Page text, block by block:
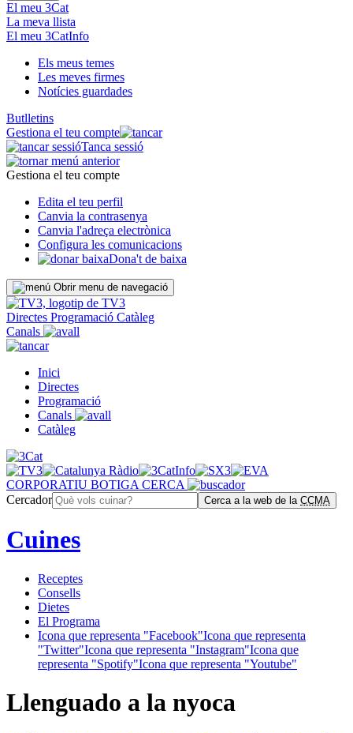
El meu 3Cat
La meva llista
El meu 3CatInfo
Els meus temes
Les meves firmes
Notícies guardades
Butlletins
Gestiona el teu compte
Tanca sessió
Gestiona el teu compte
Edita el teu perfil
Canvia la contrasenya
Canvia l'adreça electrònica
Configura les comunicacions
Dona't de baixa
Obrir menu de navegació
Directes Programació Catàleg
Canals
Inici
Directes
Programació
Canals
Catàleg
CORPORATIU BOTIGA CERCA
Cercador
Cerca a la web de la CCMA
Cuines
Receptes
Consells
Dietes
El Programa
Icona que representa "Facebook"Icona que representa
"Twitter"Icona que representa "Instagram"Icona que
representa "Spotify"Icona que representa "Youtube"
Llenguado a la nyoca